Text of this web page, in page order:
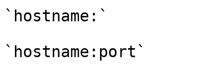
`hostname:`
`hostname:port`